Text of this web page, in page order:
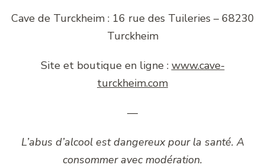
Cave de Turckheim : 16 rue des Tuileries – 68230
Turckheim
Site et boutique en ligne : www.cave-
turckheim.com
—
L’abus d’alcool est dangereux pour la santé. A
consommer avec modération.